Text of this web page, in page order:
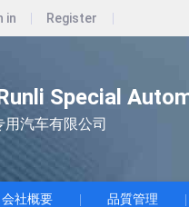
in Register
Special
用汽车有限公司
会社概要 品質管理